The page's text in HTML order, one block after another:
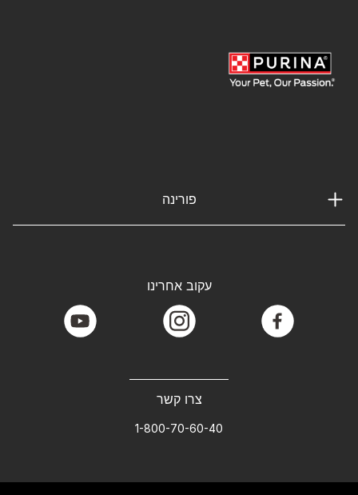
פורינה
צרו קשר
1-800-70-60-40
עקוב אחרינו
facebook
instagram
youtube